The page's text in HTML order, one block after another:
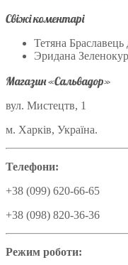
Свіжі коментарі
Тетяна Браславець
Эридана
Магазин «Сальвадор»
вул. Мистецтв, 1
м. Харків, Україна.
Телефони:
+38 (099) 620-66-65
+38 (098) 820-36-36
Режим роботи: